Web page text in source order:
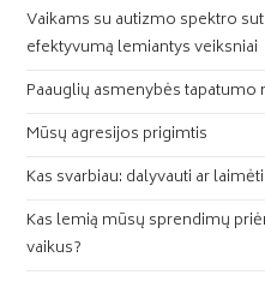
Vaikams su autizmo spektro
efektyvumą lemiantys veiksniai
Paauglių asmenybės tapatumo
Mūsų agresijos prigimtis
Kas svarbiau: dalyvauti ar
Kas lemią mūsų sprendimų
vaikus?